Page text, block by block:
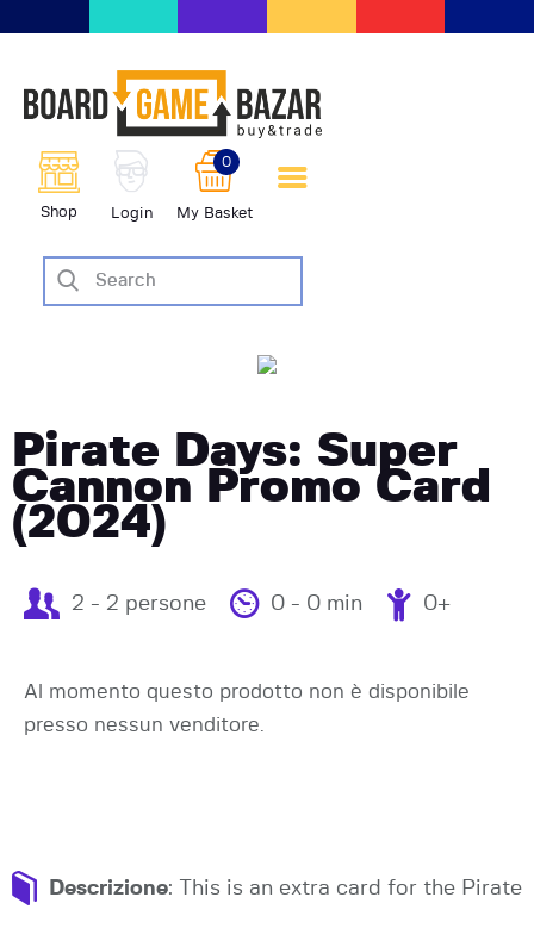
Shop Login My Basket
0
scambio giochi da tavolo
BoardGameBazar
SHOP
VENDI
CASE EDITRICI
BLOG-NEWS
EVENTI
Pirate Days: Super
Cannon Promo Card
(2024)
2 - 2 persone 0 - 0 min 0+
Al momento questo prodotto non è disponibile
presso nessun venditore.
Descrizione: This is an extra card for the Pirate